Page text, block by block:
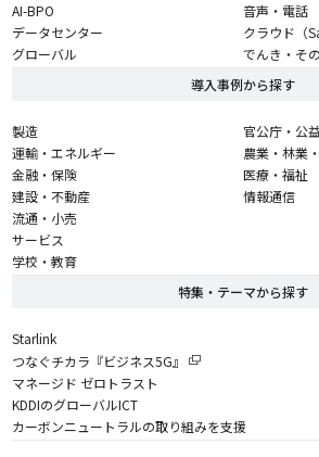
AI-BPO
データセンター
グローバル
音声・電話
クラウド（
でんき・そ
導入事例から探す
製造
運輸・エネルギー
金融・保険
建設・不動産
流通・小売
サービス
学校・教育
官公庁・公
農業・林業
医療・福祉
情報通信
特集・テーマから探す
Starlink
つなぐチカラ『ビジネス5G』
マネージド ゼロトラスト
KDDIのグローバルICT
カーボンニュートラルの取り組みを支援